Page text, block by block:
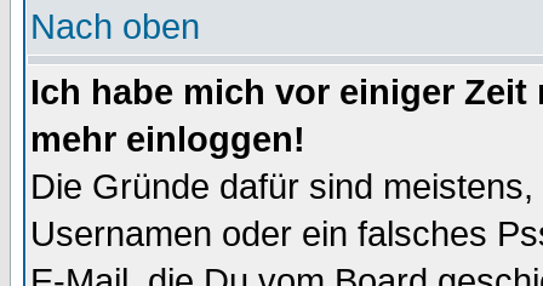
Nach oben
Ich habe mich vor einiger
mehr einloggen!
Die Gründe dafür sind
Usernamen oder ein falsches